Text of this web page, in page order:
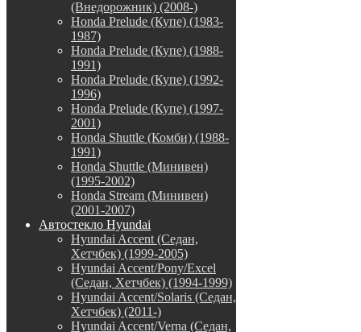
(Внедорожник) (2008-)
Honda Prelude (Купе) (1983-
1987)
Honda Prelude (Купе) (1988-
1991)
Honda Prelude (Купе) (1992-
1996)
Honda Prelude (Купе) (1997-
2001)
Honda Shuttle (Комби) (1988-
1991)
Honda Shuttle (Минивен)
(1995-2002)
Honda Stream (Минивен)
(2001-2007)
Автостекло Hyundai
Hyundai Accent (Седан,
Хетчбек) (1999-2005)
Hyundai Accent/Pony/Excel
(Седан, Хетчбек) (1994-1999)
Hyundai Accent/Solaris (Седан,
Хетчбек) (2011-)
Hyundai Accent/Verna (Седан,